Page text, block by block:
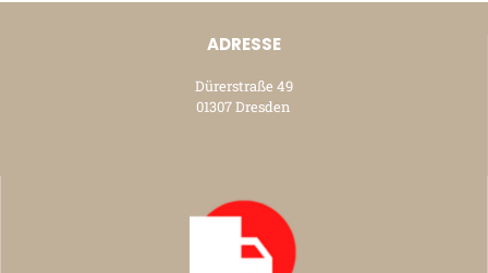
ADRESSE
Dürerstraße 49
01307 Dresden